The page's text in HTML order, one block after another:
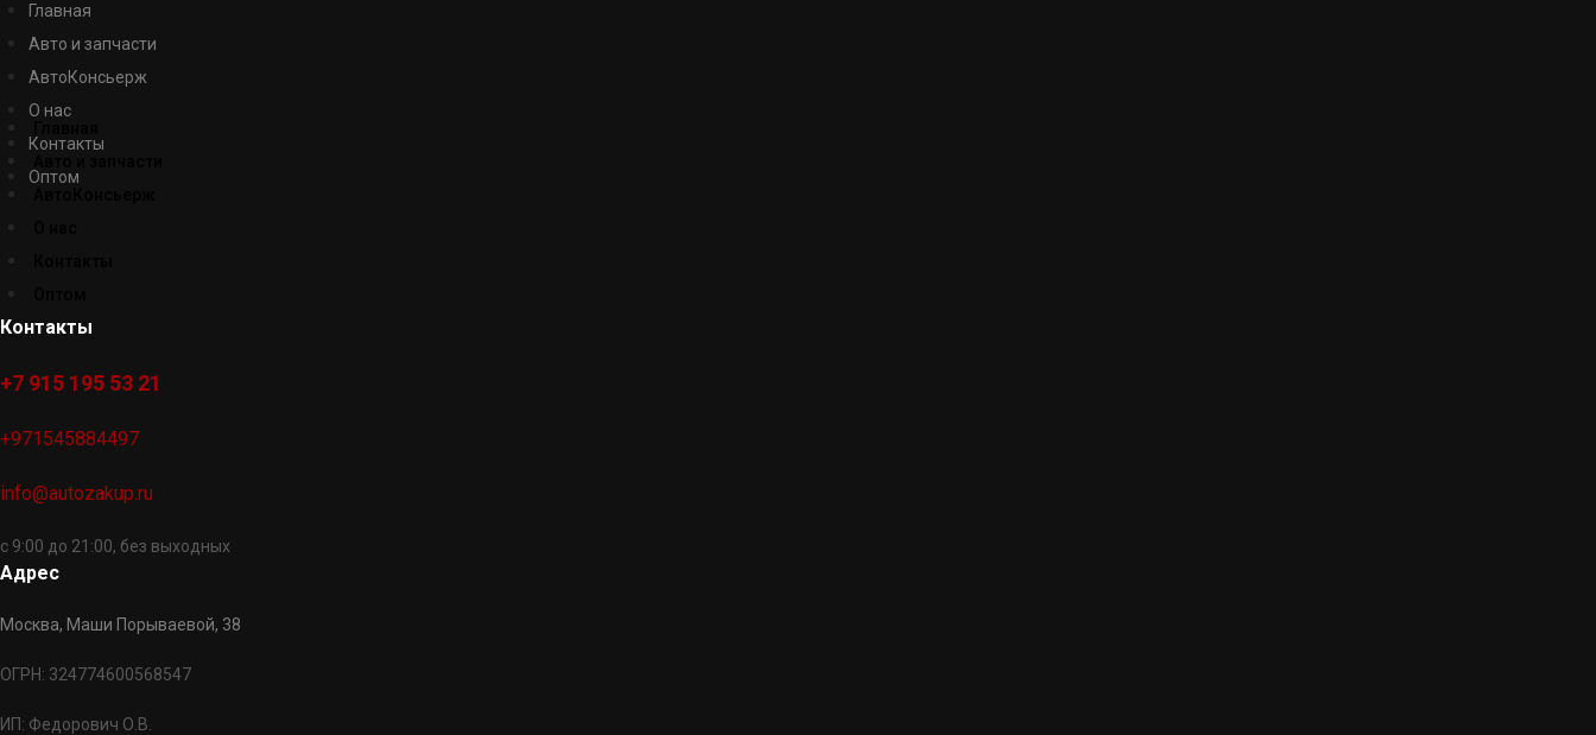
Главная
Авто и запчасти
АвтоКонсьерж
О нас
Контакты
Оптом
Контакты
+7 915 195 53 21
+971545884497
info@autozakup.ru
с 9:00 до 21:00, без выходных
Адрес
Москва, Маши Порываевой, 38
ОГРН: 324774600568547
ИП: Федорович О.В.